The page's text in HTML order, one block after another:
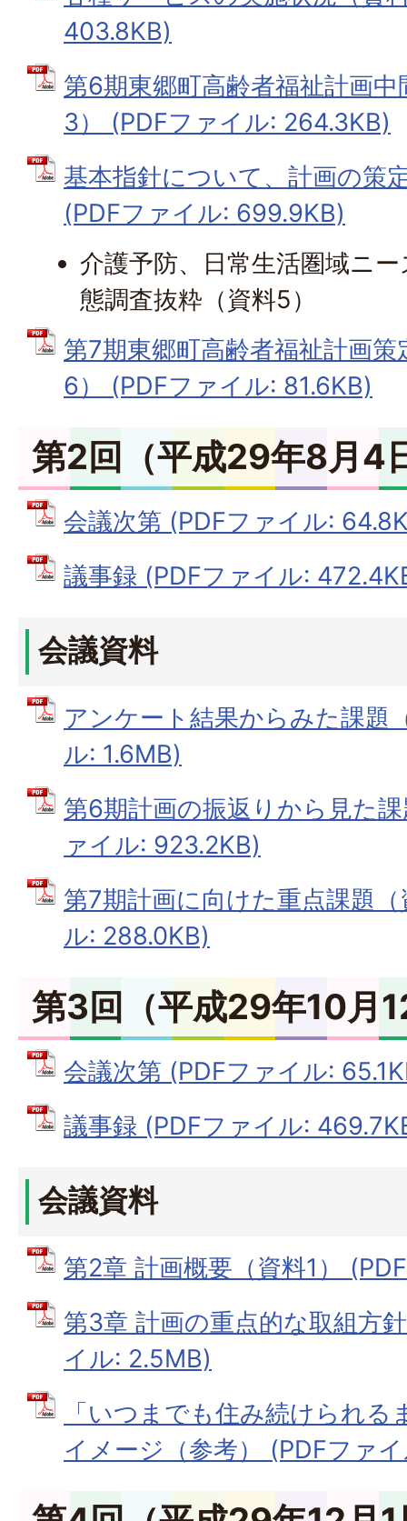
403.8KB)
第6期東郷町高齢者福祉計画
3） (PDFファイル: 264.3KB)
基本指針について、計画の策
(PDFファイル: 699.9KB)
介護予防、日常生活圏域ニ
態調査抜粋（資料5）
第7期東郷町高齢者福祉計画
6） (PDFファイル: 81.6KB)
第2回（平成29年8月4
会議次第 (PDFファイル:
議事録 (PDFファイル:
会議資料
アンケート結果からみた課題
ル: 1.6MB)
第6期計画の振返りから見た
ァイル: 923.2KB)
第7期計画に向けた重点課題
ル: 288.0KB)
第3回（平成29年10月
会議次第 (PDFファイル:
議事録 (PDFファイル:
会議資料
第2章 計画概要（資料1）
第3章 計画の重点的な取組方
イル: 2.5MB)
「いつまでも住み続けられ
イメージ（参考） (PDFファ